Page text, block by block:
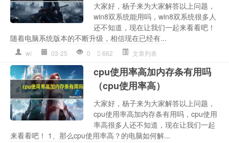
大家好，杨子来为大家解答以上问题，
win8双系统能用吗，win8双系统很多人
还不知道，现在让我们一起来看看吧！
随着电脑系统版本的不断升级，相信现在已经有...
wi 03-25 0 662 文章列表
cpu使用率高加内存条有用吗
（cpu使用率高）
大家好，杨子来为大家解答以上问题，
cpu使用率高加内存条有用吗，cpu使用
率高很多人还不知道，现在让我们一起
来看看吧！ 1、那么cpu使用率高？的电脑如何解...